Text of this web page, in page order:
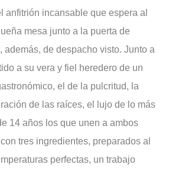
anfitrión incansable que espera al
mesa junto a la puerta de
además, de despacho visto. Junto a
a su vera y fiel heredero de un
el de la pulcritud, la
de las raíces, el lujo de lo más
14 años los que unen a ambos
tres ingredientes, preparados al
perfectas, un trabajo